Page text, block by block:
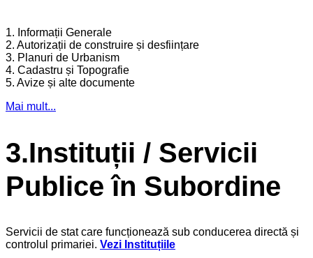
1. Informații Generale
2. Autorizații de construire și desființare
3. Planuri de Urbanism
4. Cadastru și Topografie
5. Avize și alte documente
Mai mult...
3.Instituții / Servicii
Publice în Subordine
Servicii de stat care funcționează sub conducerea directă și
controlul primariei. Vezi Instituțiile